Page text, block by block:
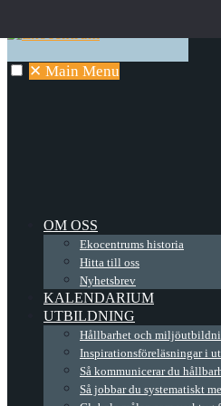
✕ Main Menu
OM OSS
Ekocentrums historia
Hitta till oss
Nyhetsbrev
KALENDARIUM
UTBILDNING
Hållbarhet och
Inspirationsföreläsningar i
Så kommunicerar du
Så jobbar du systematiskt